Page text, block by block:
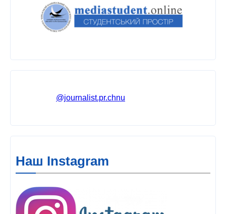
@journalist.pr.chnu
Наш Instagram